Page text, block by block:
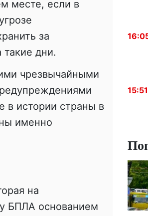
месте, если в
за
дни.
чрезвычайными
в истории страны в
именно
на
БПЛА основанием
15:51